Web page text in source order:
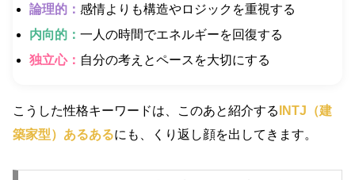
論理的：感情よりも構造やロジックを重視する
内向的：一人の時間でエネルギーを回復する
独立心： 自分の考えとペースを大切にする
こうした性格キーワードは、このあと紹介する INTJ（建
築家型）あるあるにも、くり返し顔を出してきます。